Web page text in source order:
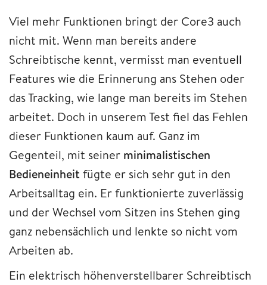
Viel mehr Funktionen bringt der Core3 auch
nicht mit. Wenn man bereits andere
Schreibtische kennt, vermisst man eventuell
Features wie die Erinnerung ans Stehen oder
das Tracking, wie lange man bereits im Stehen
arbeitet. Doch in unserem Test fiel das Fehlen
dieser Funktionen kaum auf. Ganz im
Gegenteil, mit seiner minimalistischen
Bedieneinheit fügte er sich sehr gut in den
Arbeitsalltag ein. Er funktionierte zuverlässig
und der Wechsel vom Sitzen ins Stehen ging
ganz nebensächlich und lenkte so nicht vom
Arbeiten ab.
Ein elektrisch höhenverstellbarer Schreibtisch